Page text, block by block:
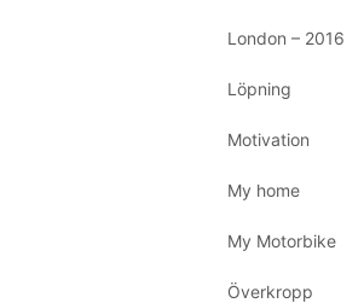
London – 2016
Löpning
Motivation
My home
My Motorbike
Överkropp